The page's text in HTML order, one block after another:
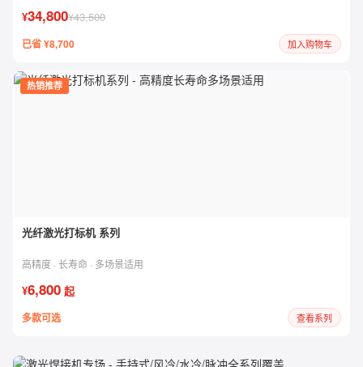
¥34,800¥43,500
已省 ¥8,700 加入购物车
热销推荐
光纤激光打标机 系列
高精度 · 长寿命 · 多场景适用
¥6,800 起
多款可选 查看系列